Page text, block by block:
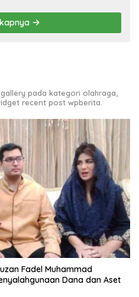
pada kategori olahraga,
recent post wpberita.
Fadel Muhammad
Dana dan Aset